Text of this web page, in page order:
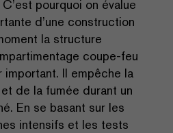
pourquoi on évalue
d’une construction
la structure
coupe-feu
Il empêche la
de la fumée durant un
En se basant sur les
intensifs et les tests